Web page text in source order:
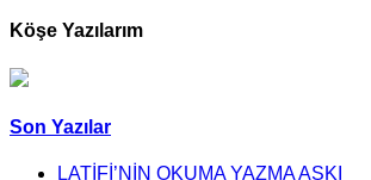
Köşe Yazılarım
Son Yazılar
LATİFİ’NİN OKUMA YAZMA AŞKI